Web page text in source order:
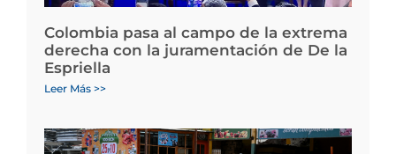
Colombia pasa al campo de la extrema
derecha con la juramentación de De la
Espriella
Leer Más >>